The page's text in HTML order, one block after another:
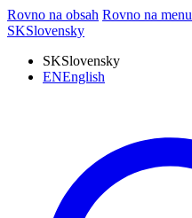
Rovno na obsah Rovno na menu
SKSlovensky
SKSlovensky
ENEnglish